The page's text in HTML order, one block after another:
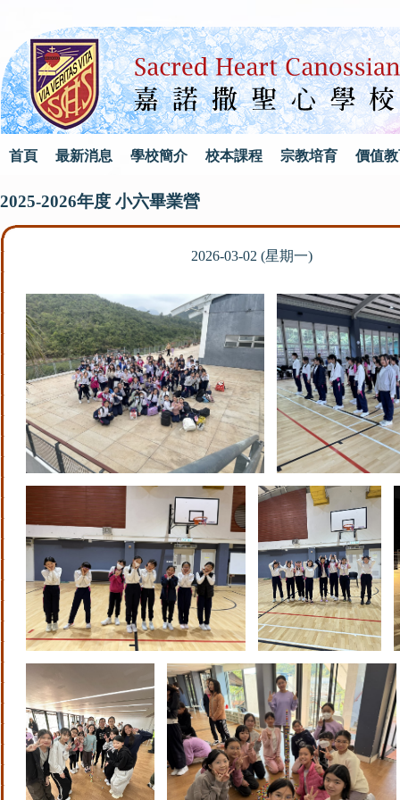
首頁 最新消息 學校簡介 校本課程 宗教培育 價值
2025-2026年度 小六畢業營
2026-03-02 (星期一)